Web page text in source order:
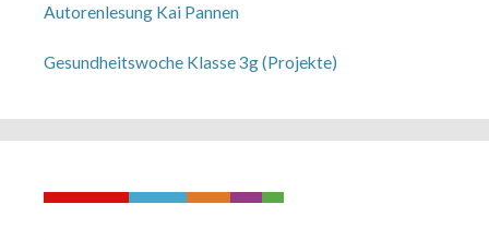
Autorenlesung Kai Pannen
Gesundheitswoche Klasse 3g (Projekte)